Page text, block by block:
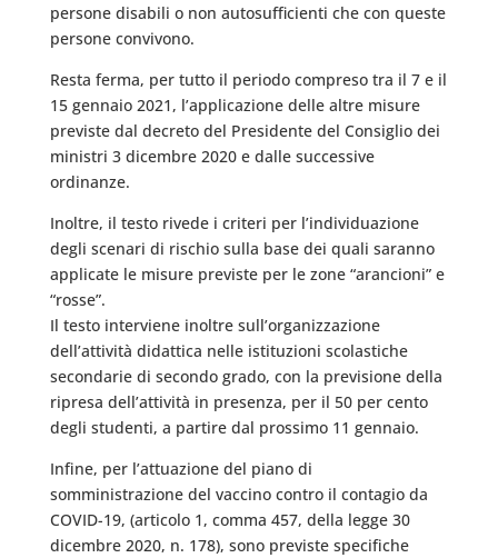
persone disabili o non autosufficienti che con queste
persone convivono.
Resta ferma, per tutto il periodo compreso tra il 7 e il
15 gennaio 2021, l’applicazione delle altre misure
previste dal decreto del Presidente del Consiglio dei
ministri 3 dicembre 2020 e dalle successive
ordinanze.
Inoltre, il testo rivede i criteri per l’individuazione
degli scenari di rischio sulla base dei quali saranno
applicate le misure previste per le zone “arancioni” e
“rosse”.
Il testo interviene inoltre sull’organizzazione
dell’attività didattica nelle istituzioni scolastiche
secondarie di secondo grado, con la previsione della
ripresa dell’attività in presenza, per il 50 per cento
degli studenti, a partire dal prossimo 11 gennaio.
Infine, per l’attuazione del piano di
somministrazione del vaccino contro il contagio da
COVID-19, (articolo 1, comma 457, della legge 30
dicembre 2020, n. 178), sono previste specifiche